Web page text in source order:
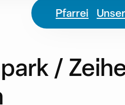
Pfarrei
/